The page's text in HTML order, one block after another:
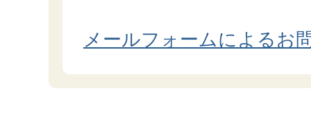
メールフォームによるお